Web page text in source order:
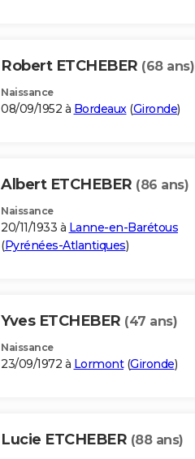
Robert ETCHEBER (68 ans)
Naissance
08/09/1952 à Bordeaux(Gironde)
Albert ETCHEBER (86 ans)
Naissance
20/11/1933 à Lanne-en-Barétous
(Pyrénées-Atlantiques)
Yves ETCHEBER (47 ans)
Naissance
23/09/1972 à Lormont(Gironde)
Lucie ETCHEBER (88 ans)